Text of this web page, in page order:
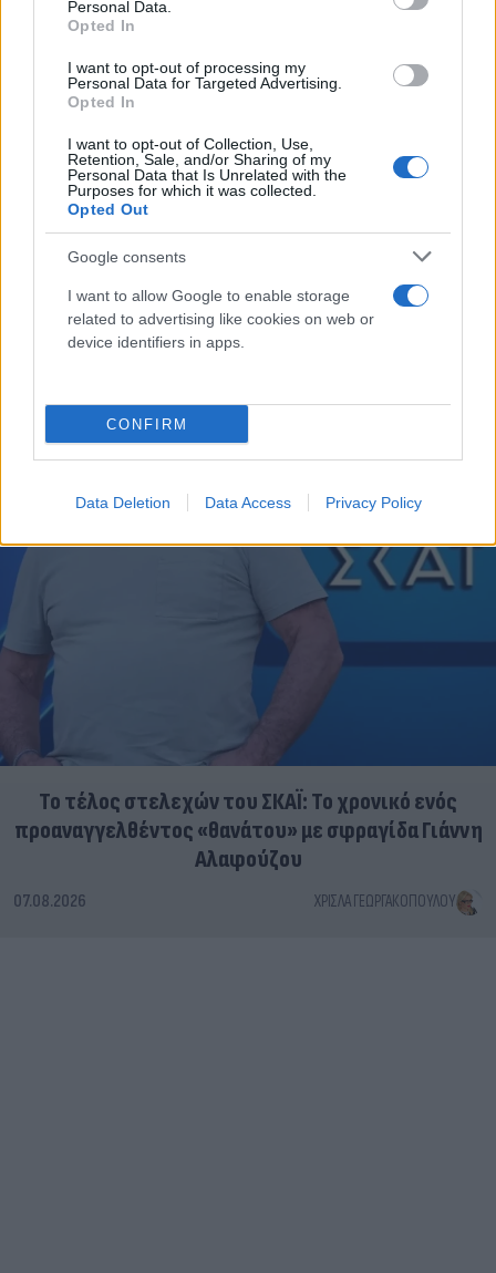
Personal Data.
Opted In
I want to opt-out of processing my
Personal Data for Targeted Advertising.
Opted In
I want to opt-out of Collection, Use,
Retention, Sale, and/or Sharing of my
Personal Data that Is Unrelated with the
Purposes for which it was collected.
Opted Out
Google consents
I want to allow Google to enable storage
related to advertising like cookies on web or
device identifiers in apps.
CONFIRM
Data Deletion Data Access Privacy Policy
ζωή του 26χρονου Αφγανού μετά τη δολοφονία
στην Κυψέλη
07.08.2026
Το τέλος στελεχών του ΣΚΑΪ: Το χρονικό ενός
προαναγγελθέντος «θανάτου» με σφραγίδα Γιάννη
Αλαφούζου
07.08.2026 ΧΡΊΣΛΑ ΓΕΩΡΓΑΚΟΠΟΎΛΟΥ